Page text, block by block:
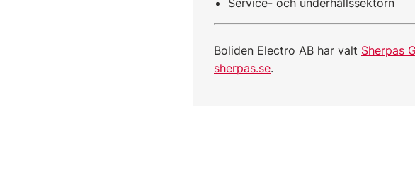
Service- och underhållssektorn
Boliden Electro AB har valt Sherpas
sherpas.se.